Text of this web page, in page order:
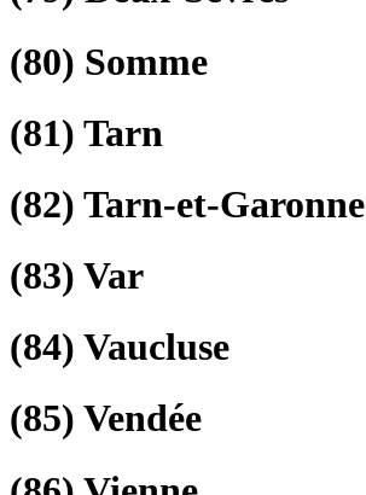
(80) Somme
(81) Tarn
(82) Tarn-et-Garonne
(83) Var
(84) Vaucluse
(85) Vendée